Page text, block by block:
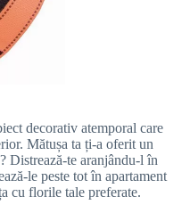
decorativ atemporal care
Mătușa ta ți-a oferit un
Distrează-te aranjându-l în
le peste tot în apartament
cu florile tale preferate.